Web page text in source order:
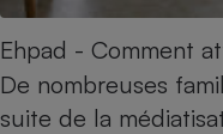
Ehpad - Comment
De nombreuses
suite de la